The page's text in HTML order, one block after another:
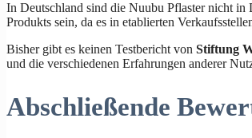
In Deutschland sind die Nuubu Pflaster nicht in
Produkts sein, da es in etablierten
Bisher gibt es keinen Testbericht von Stiftung
und die verschiedenen Erfahrungen anderer
Abschließende